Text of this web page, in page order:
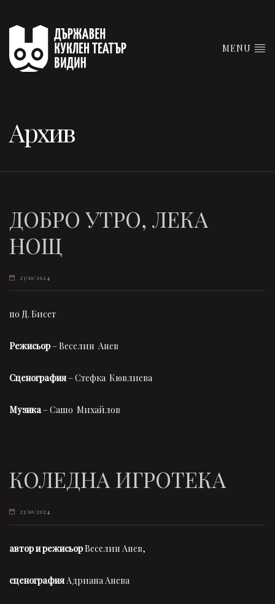
MENU
Архив
ДОБРО УТРО, ЛЕКА
НОЩ
23/10/2024
по Д. Бисет
Режисьор– Веселин Анев
Сценография – Стефка Кювлиева
Музика– Сашо Михайлов
КОЛЕДНА ИГРОТЕКА
23/10/2024
автор и режисьорВеселин Анев,
сценографияАдриана Анева